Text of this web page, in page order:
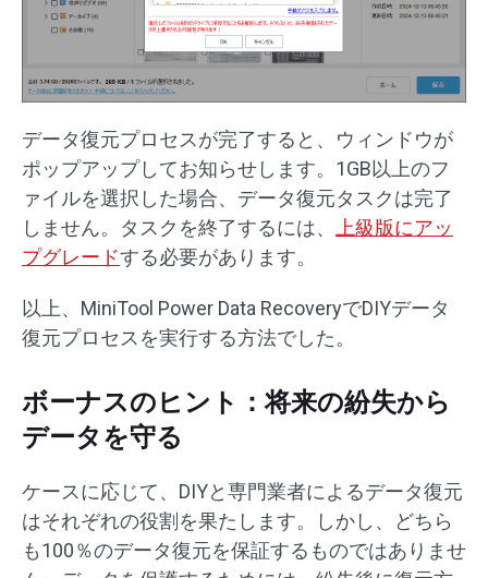
データ復元プロセスが完了すると、ウィンドウが
ポップアップしてお知らせします。1GB以上のフ
ァイルを選択した場合、データ復元タスクは完了
しません。タスクを終了するには、
上級版にアッ
プグレードする必要があります。
以上、MiniTool Power Data RecoveryでDIYデータ
復元プロセスを実行する方法でした。
ボーナスのヒント：将来の紛失から
データを守る
ケースに応じて、DIYと専門業者によるデータ復元
はそれぞれの役割を果たします。しかし、どちら
も100％のデータ復元を保証するものではありませ